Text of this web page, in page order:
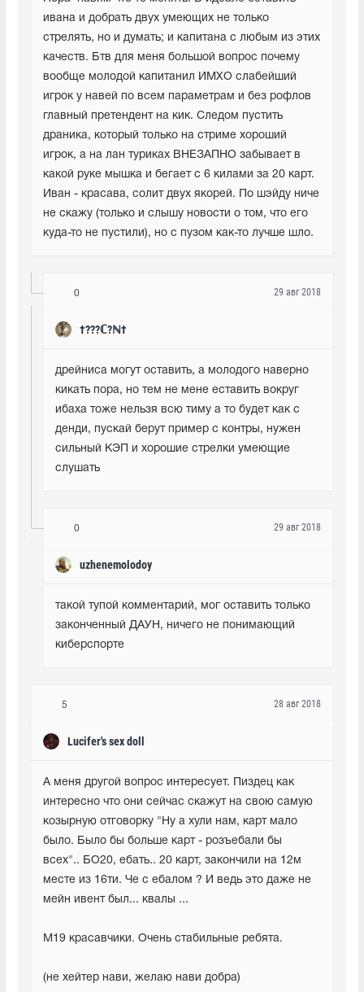
ивана и добрать двух умеющих не только
стрелять, но и думать; и капитана с любым из этих
качеств. Бтв для меня большой вопрос почему
вообще молодой капитанил ИМХО слабейший
игрок у навей по всем параметрам и без рофлов
главный претендент на кик. Следом пустить
драника, который только на стриме хороший
игрок, а на лан туриках ВНЕЗАПНО забывает в
какой руке мышка и бегает с 6 килами за 20 карт.
Иван - красава, солит двух якорей. По шэйду ниче
не скажу (только и слышу новости о том, что его
куда-то не пустили), но с пузом как-то лучше шло.
0
†???ℂ?ℕ†
29 авг 2018
дрейниса могут оставить, а молодого наверно
кикать пора, но тем не мене еставить вокруг
ибаха тоже нельзя всю тиму а то будет как с
денди, пускай берут пример с контры, нужен
сильный КЭП и хорошие стрелки умеющие
слушать
0
uzhenemolodoy
29 авг 2018
такой тупой комментарий, мог оставить только
законченный ДАУН, ничего не понимающий
киберспорте
5
Lucifer's sex doll
28 авг 2018
А меня другой вопрос интересует. Пиздец как
интересно что они сейчас скажут на свою самую
козырную отговорку "Ну а хули нам, карт мало
было. Было бы больше карт - розъебали бы
всех".. БО20, ебать.. 20 карт, закончили на 12м
месте из 16ти. Че с ебалом ? И ведь это даже не
мейн ивент был... квалы ...
М19 красавчики. Очень стабильные ребята.
(не хейтер нави, желаю нави добра)